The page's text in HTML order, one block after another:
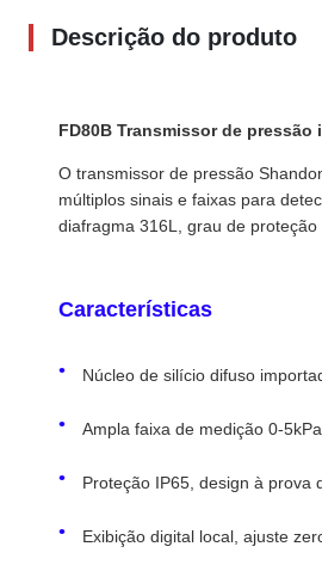
Descrição do produto
FD80B Transmissor de pressão
O transmissor de pressão
múltiplos sinais e faixas para
diafragma 316L, grau de
Características
Núcleo de silício difuso
Ampla faixa de medição 0-
Proteção IP65, design à prova
Exibição digital local, ajuste